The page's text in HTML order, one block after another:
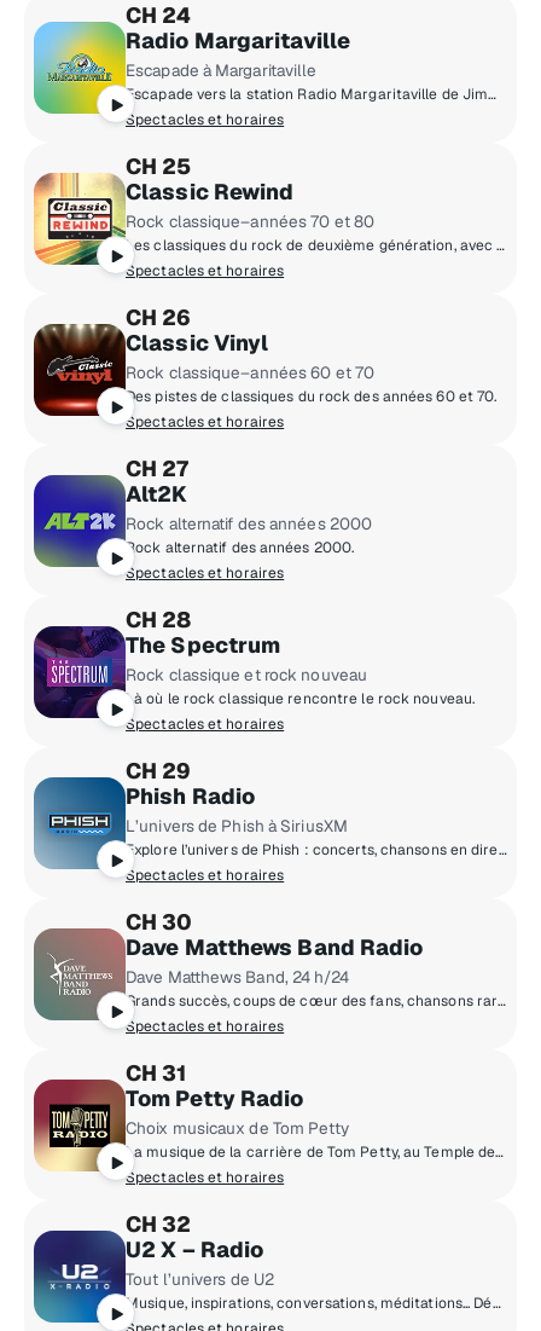
CH 24
Radio Margaritaville
Escapade à Margaritaville
Escapade vers la station Radio Margaritaville de Jimmy Buffett.
Spectacles et horaires
CH 25
Classic Rewind
Rock classique–années 70 et 80
Les classiques du rock de deuxième génération, avec des chansons de la fin des années 70 et suivantes.
Spectacles et horaires
CH 26
Classic Vinyl
Rock classique–années 60 et 70
Des pistes de classiques du rock des années 60 et 70.
Spectacles et horaires
CH 27
Alt2K
Rock alternatif des années 2000
Rock alternatif des années 2000.
Spectacles et horaires
CH 28
The Spectrum
Rock classique et rock nouveau
Là où le rock classique rencontre le rock nouveau.
Spectacles et horaires
CH 29
Phish Radio
L’univers de Phish à SiriusXM
Explore l’univers de Phish : concerts, chansons en direct, remarques du groupe et l’émission ‘Ask Trey’ de Trey Anastasio
Spectacles et horaires
CH 30
Dave Matthews Band Radio
Dave Matthews Band, 24 h/24
Grands succès, coups de cœur des fans, chansons rares, prestations en direct et artistes préférés du Dave Matthews Band
Spectacles et horaires
CH 31
Tom Petty Radio
Choix musicaux de Tom Petty
La musique de la carrière de Tom Petty, au Temple de la renommée du rock and roll, plus Buried Treasure, l'émission acclamée.
Spectacles et horaires
CH 32
U2 X – Radio
Tout l’univers de U2
Musique, inspirations, conversations, méditations... Découvrez le monde de U2, du Northside de Dublin et au-delà.